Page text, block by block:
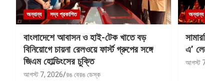
অন্যান্য সদ্য প্রকাশিত
বাংলাদেশে আবাসন ও হাই-টেক খাতে বড়
বিনিয়োগে চায়না রেলওয়ে ফার্স্ট গ্রুপের সঙ্গে
জিএম হোল্ডিংসের চুক্তি
আগস্ট 7, 2026 রঙ বেরঙ ডেস্ক
অন্যান্য
এ’
আগস্ট